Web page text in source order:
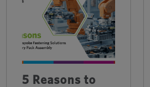
5 Reasons to